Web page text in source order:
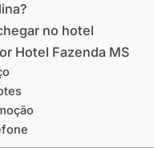
no hotel
Hotel Fazenda MS